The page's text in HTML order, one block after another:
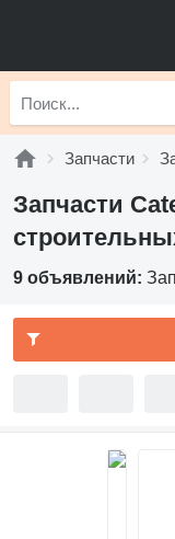
Запчасти
Запчасти
9 объявлений: